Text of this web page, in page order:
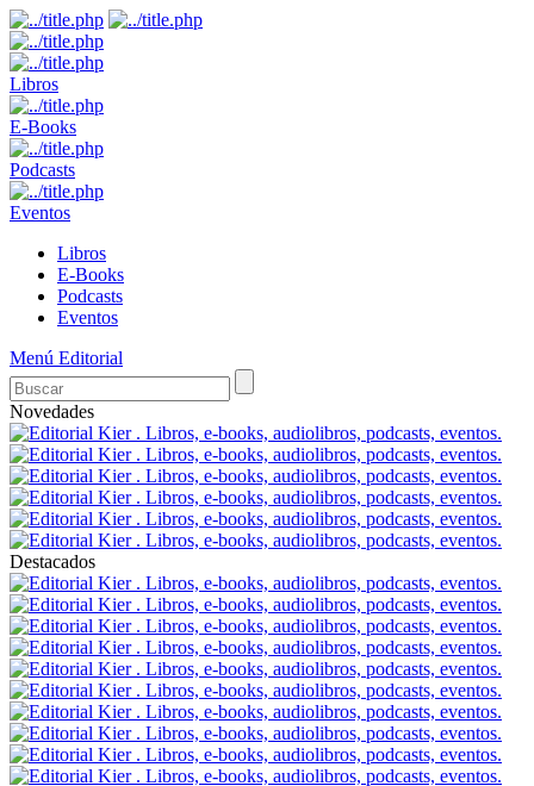
Libros
E-Books
Podcasts
Eventos
Libros
E-Books
Podcasts
Eventos
Menú Editorial
Novedades
Destacados